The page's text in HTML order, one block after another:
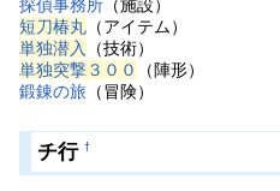
探偵事務所 （施設）
短刀椿丸 （アイテム）
単独潜入
（技術）
単独突撃３００
（陣形）
鍛錬の旅 （冒険）
チ行 †